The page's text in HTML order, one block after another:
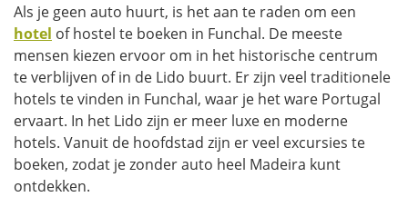
Als je geen auto huurt, is het aan te raden om een
hotel of hostel te boeken in Funchal. De meeste
mensen kiezen ervoor om in het historische centrum
te verblijven of in de Lido buurt. Er zijn veel traditionele
hotels te vinden in Funchal, waar je het ware Portugal
ervaart. In het Lido zijn er meer luxe en moderne
hotels. Vanuit de hoofdstad zijn er veel excursies te
boeken, zodat je zonder auto heel Madeira kunt
ontdekken.